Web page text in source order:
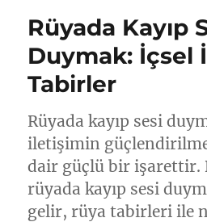
Rüyada Kayıp
Duymak: İçsel
Tabirler
Rüyada kayıp sesi
iletişimin
dair güçlü bir işarettir.
rüyada kayıp sesi
gelir, rüya tabirleri ile